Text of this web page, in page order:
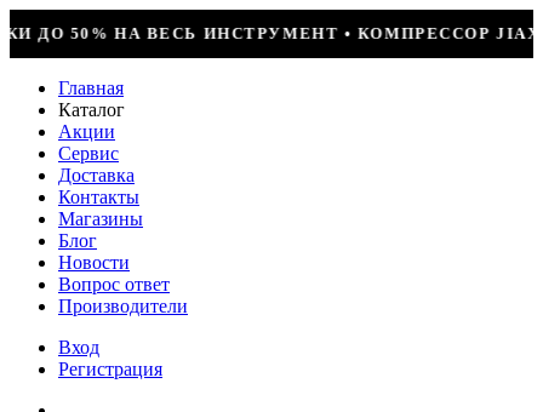
• КОМПРЕССОР JIAXIPERA T1114YB, 170ВТ, R-
Главная
Каталог
Акции
Сервис
Доставка
Контакты
Магазины
Блог
Новости
Вопрос ответ
Производители
Вход
Регистрация